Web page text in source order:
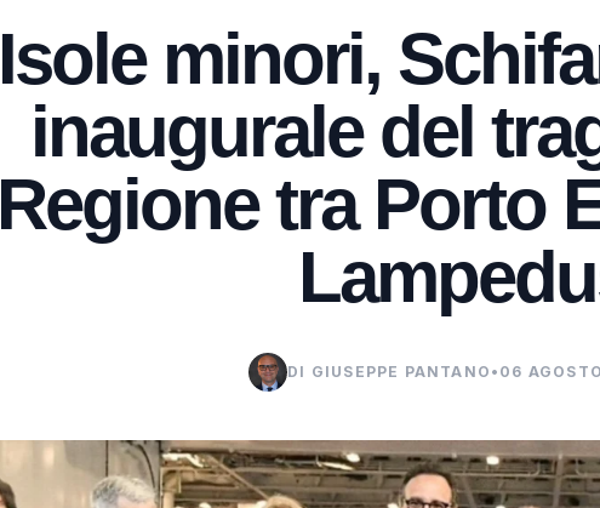
Isole minori,
inaugurale del
Regione tra Porto
DI GIUSEPPE PANTANO • 06